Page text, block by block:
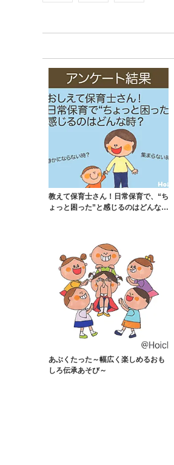
教えて保育士さん！日常保育で、“ち
ょっと困った”と感じるのはどんな
あぶくたった～幅広く楽しめるおも
しろ伝承あそび～